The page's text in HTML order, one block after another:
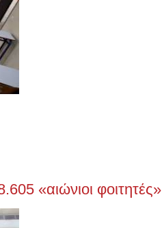
«αιώνιοι φοιτητές»